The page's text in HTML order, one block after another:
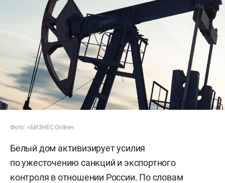
Фото: «БИЗНЕС Online»
Белый дом активизирует усилия
по ужесточению санкций и экспортного
контроля в отношении России. По словам